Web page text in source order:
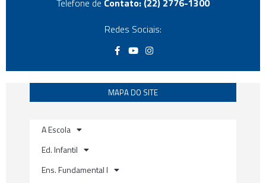
Redes Sociais:
F
a
e
o
o
k
o
t
b
e
n
t
g
r
a
MAPA DO SITE
A Escola
Ed. Infantil
Ens. Fundamental I